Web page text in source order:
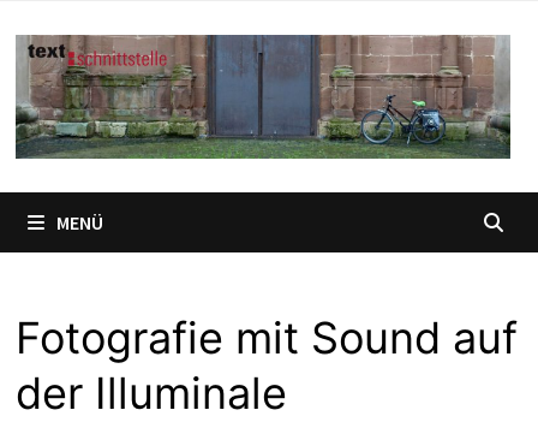
Inhalt
springen
MENÜ
Fotografie mit Sound auf
der Illuminale